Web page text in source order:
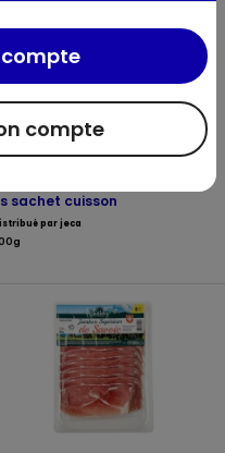
sachet cuisson
par jeca
compte